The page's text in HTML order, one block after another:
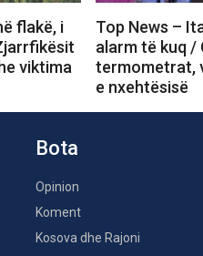
flakë, i
viktima
Top News –
alarm të kuq /
termometrat,
e nxehtësisë
Bota
Opinion
Koment
Kosova dhe Rajoni